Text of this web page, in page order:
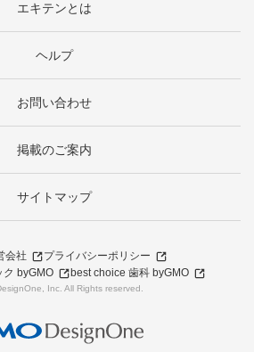
エキテンとは
ヘルプ
お問い合わせ
掲載のご案内
サイトマップ
会社
プライバシーポリシー
ク byGMO
best choice 歯科 byGMO
Inc. All Rights reserved.